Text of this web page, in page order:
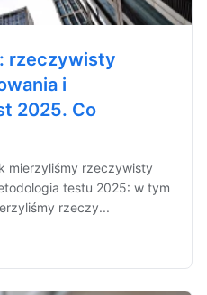
rzeczywisty
i
2025. Co
mierzyliśmy rzeczywisty
testu 2025: w tym
rzeczy...